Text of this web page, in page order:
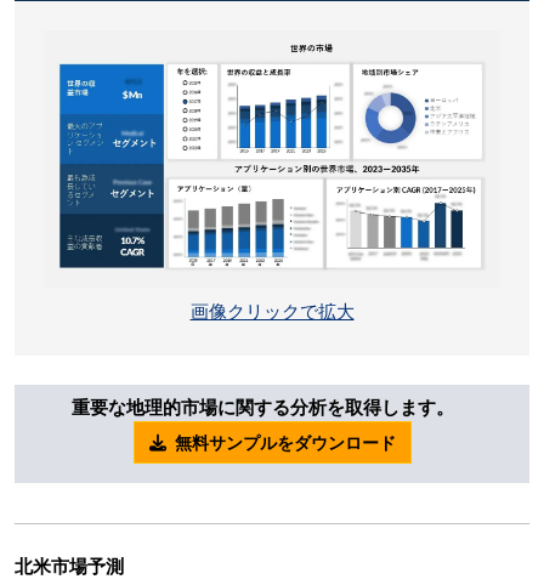
画像クリックで拡大
重要な地理的市場に関する分析を取得します。
無料サンプルをダウンロード
北米市場予測